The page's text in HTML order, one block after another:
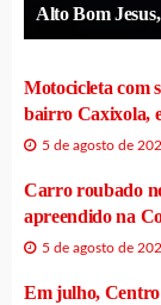
Alto Bom
Motocicleta com
bairro Caxixola,
5 de agosto de
Carro roubado
apreendido na
5 de agosto de
Em julho,